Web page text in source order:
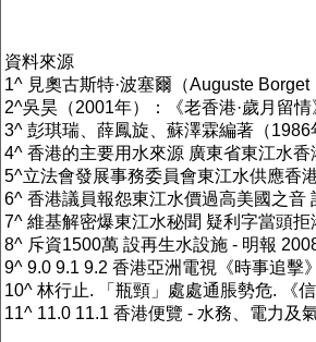
資料來源
1^ 見奧古斯特·波塞爾（Auguste
2^吳昊（2001年）：《老香港·歲月留
3^ 彭琪瑞、薛鳳旋、蘇澤霖編著（
4^ 香港的主要用水來源 廣東省東江水
5^立法會發展事務委員會東江水供應香
6^ 香港議員報怨東江水價過高美國之音
7^ 維基解密爆東江水秘聞 疑利字當頭
8^ 斥資1500萬 設再生水設施 - 明報
9^ 9.0 9.1 9.2 香港亞洲電視《時事追擊
10^ 林行止. 「瓶頸」處處通脹勢危. 《
11^ 11.0 11.1 香港便覽 - 水務、電力及